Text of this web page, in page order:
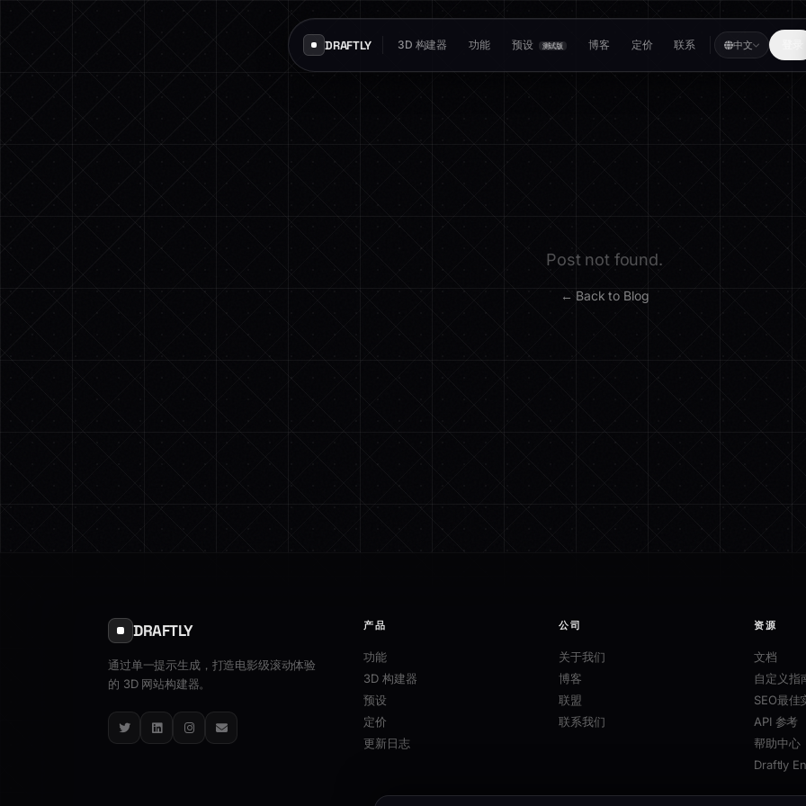
DRAFTLY 3D 构建器 功能 预设 测试版 博客 定价 联系 中文
Post not found.
← Back to Blog
DRAFTLY
通过单一提示生成，打造电影级滚动体验
的 3D 网站构建器。
TwitterLinkedInInstagram
Email
产品
功能
3D 构建器
预设
定价
更新日志
公司
关于我们
博客
联盟
联系我们
资源
文档
自定义指
SEO最佳
API 参考
帮助中心
Draftly